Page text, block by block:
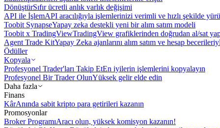
DönüştürSıfır ücretli anlık varlık değişimi
API ile İşlemAPI aracılığıyla işlemlerinizi verimli ve hızlı şekilde
Toobit SynapseYapay zeka destekli yeni bir alım satım modeli
Toobit x TradingViewTradingView grafiklerinden doğrudan al/sat
Agent Trade KitYapay Zeka ajanlarını alım satım ve hesap
Ödüller
Kopyala
Profesyonel Trader'ları Takip EtEn iyilerin işlemlerini kopyalayın
Profesyonel Bir Trader OlunYüksek gelir elde edin
Daha fazla
Finans
KârAnında sabit kripto para getirileri kazanın
Promosyonlar
Broker ProgramıAracı olun, yüksek komisyon kazanın!